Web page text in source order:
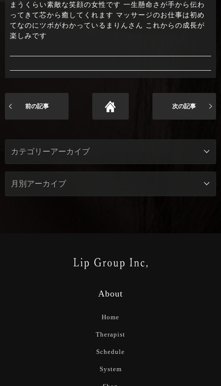
まうくらい素敵な笑顔の女性です 一生懸命さが手から伝わ
ってきて芯から癒してくれます マッサージのお仕事は初め
てなのにツボがわかっているまりんさん これからの成長が
楽しみです
前の記事 次の記事
About
Home
Therapist
Schedule
System